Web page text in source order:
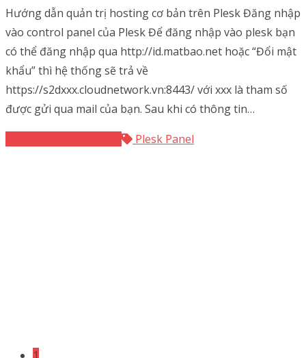
Hướng dẫn quản trị hosting cơ bản trên Plesk Đăng nhập
vào control panel của Plesk Để đăng nhập vào plesk bạn
có thể đăng nhập qua http://id.matbao.net hoặc “Đổi mật
khẩu” thì hệ thống sẽ trả về
https://s2dxxx.cloudnetwork.vn:8443/ với xxx là tham số
được gửi qua mail của bạn. Sau khi có thông tin…
Plesk Panel